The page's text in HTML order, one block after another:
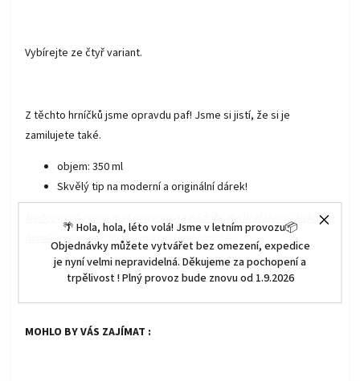
🌴 Hola, hola, léto volá! Jsme v letním provozu📦
Objednávky můžete vytvářet bez omezení, expedice
je nyní velmi nepravidelná. Děkujeme za pochopení a
trpělivost ! Plný provoz bude znovu od 1.9.2026
Vybírejte ze čtyř variant.
Z těchto hrníčků jsme opravdu paf! Jsme si jistí, že si je
zamilujete také.
objem: 350 ml
Skvělý tip na moderní a originální dárek!
Nedoporučujeme mýt v myčce na nádobí. Kvůli zlatému tisku se
hrnek nesmí používat v mikrovlnné troubě.
MOHLO BY VÁS ZAJÍMAT :